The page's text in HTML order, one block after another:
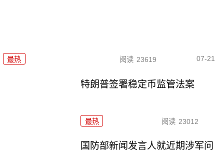
最热 阅读 23619 07-21
特朗普签署稳定币监管法案
最热 阅读 23012
国防部新闻发言人就近期涉军问